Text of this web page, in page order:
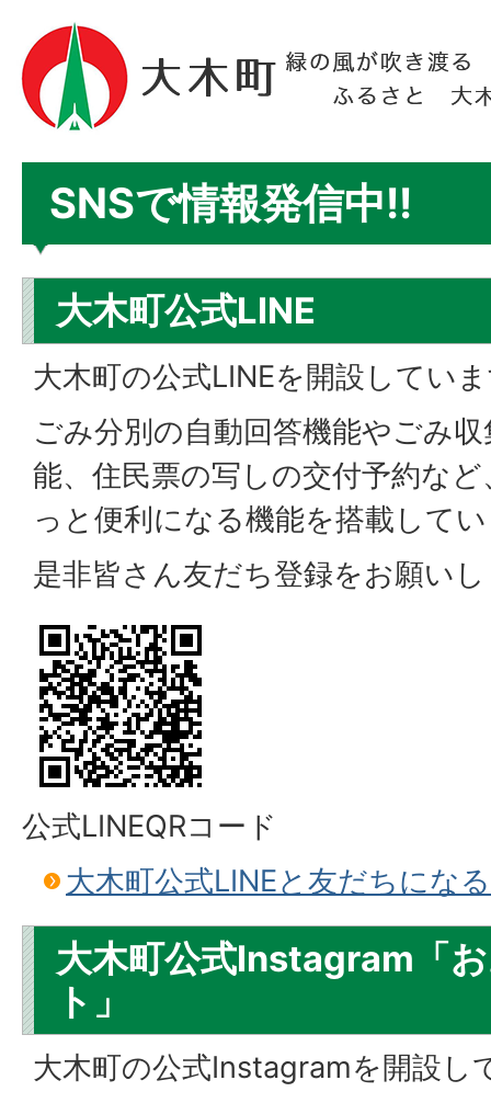
SNSで情報発信中!!
大木町公式LINE
大木町の公式LINEを開設してい
ごみ分別の自動回答機能やごみ
能、住民票の写しの交付予約な
っと便利になる機能を搭載して
是非皆さん友だち登録をお願い
公式LINEQRコード
大木町公式LINEと友だちにな
大木町公式Instagram「
ト」
大木町の公式Instagramを開設し